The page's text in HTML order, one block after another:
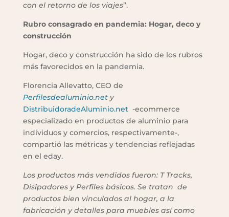
con el retorno de los viajes”.
Rubro consagrado en pandemia: Hogar, deco y
construcción
Hogar, deco y construcción ha sido de los rubros
más favorecidos en la pandemia.
Florencia Allevatto, CEO de
Perfilesdealuminio.nety
DistribuidoradeAluminio.net-ecommerce
especializado en productos de aluminio para
individuos y comercios, respectivamente-,
compartió las métricas y tendencias reflejadas
en el eday.
Los productos más vendidos fueron: T Tracks,
Disipadores y Perfiles básicos. Se tratan de
productos bien vinculados al hogar, a la
fabricación y detalles para muebles así como